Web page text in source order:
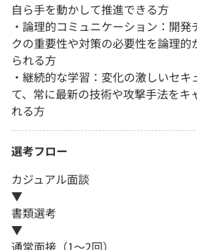
自ら手を動かして推進できる方
・論理的コミュニケーション：開
クの重要性や対策の必要性を論理的
られる方
・継続的な学習：変化の激しいセ
て、常に最新の技術や攻撃手法をキ
れる方
選考フロー
カジュアル面談
▼
書類選考
▼
通常面接（1～2回）